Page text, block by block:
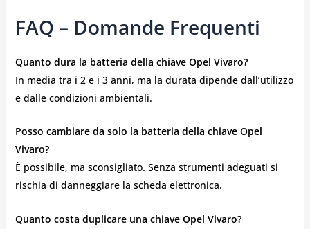
FAQ – Domande Frequenti
Quanto dura la batteria della chiave Opel Vivaro?
In media tra i 2 e i 3 anni, ma la durata dipende dall’utilizzo
e dalle condizioni ambientali.
Posso cambiare da solo la batteria della chiave Opel
Vivaro?
È possibile, ma sconsigliato. Senza strumenti adeguati si
rischia di danneggiare la scheda elettronica.
Quanto costa duplicare una chiave Opel Vivaro?